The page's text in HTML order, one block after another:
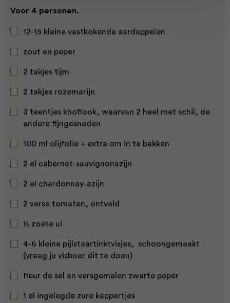
Voor 4 personen.
12-15 kleine vastkokende aardappelen
zout en peper
2 takjes tijm
2 takjes rozemarijn
3 teentjes knoflook, waarvan 2 heel met schil, de
andere fijngesneden
100 ml olijfolie + extra om in te bakken
2 el cabernet-sauvignonazijn
2 el chardonnay-azijn
2 verse tomaten, ontveld
½ zoete ui
4-6 kleine pijlstaartinktvisjes, schoongemaakt
(vraag je visboer dit te doen)
fleur de sel en versgemalen zwarte peper
1 el ingelegde zure kappertjes